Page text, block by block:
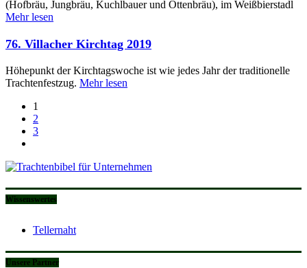
(Hofbräu, Jungbräu, Kuchlbauer und Ottenbräu), im Weißbierstadl
Mehr lesen
76. Villacher Kirchtag 2019
Höhepunkt der Kirchtagswoche ist wie jedes Jahr der traditionelle
Trachtenfestzug. Mehr lesen
1
2
3
Wissenswertes
Tellernaht
Unsere Partner